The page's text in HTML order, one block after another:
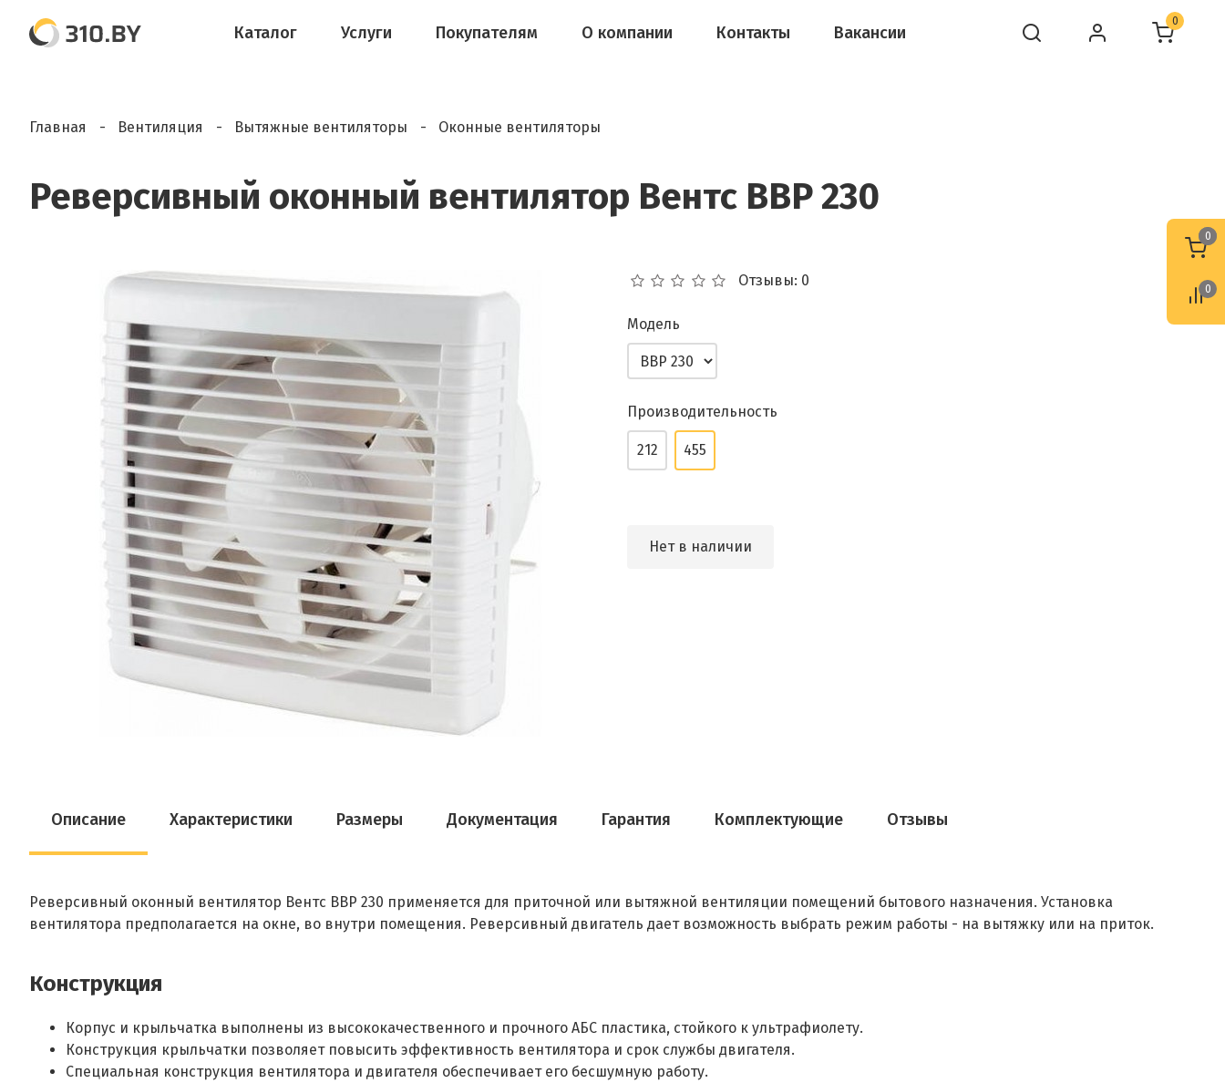
Каталог Услуги Покупателям О компании Контакты Вакансии
0
Главная Вентиляция Вытяжные вентиляторы Оконные вентиляторы
Реверсивный оконный вентилятор Вентс ВВР 230
Отзывы: 0
Модель
Производительность
212 455
Нет в наличии
Описание Характеристики Размеры Документация Гарантия Комплектующие Отзывы
Реверсивный оконный вентилятор Вентс ВВР 230 применяется для приточной или вытяжной вентиляции помещений бытового назначения. Установка
вентилятора предполагается на окне, во внутри помещения. Реверсивный двигатель дает возможность выбрать режим работы - на вытяжку или на приток.
Конструкция
Корпус и крыльчатка выполнены из высококачественного и прочного АБС пластика, стойкого к ультрафиолету.
Конструкция крыльчатки позволяет повысить эффективность вентилятора и срок службы двигателя.
Специальная конструкция вентилятора и двигателя обеспечивает его бесшумную работу.
0
0
0